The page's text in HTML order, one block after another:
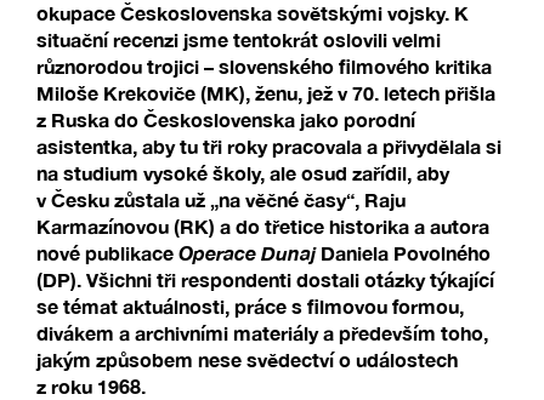
okupace Československa sovětskými vojsky. K
situační recenzi jsme tentokrát oslovili velmi
různorodou trojici – slovenského filmového kritika
Miloše Krekoviče (MK), ženu, jež v 70. letech přišla
z Ruska do Československa jako porodní
asistentka, aby tu tři roky pracovala a přivydělala si
na studium vysoké školy, ale osud zařídil, aby
v Česku zůstala už „na věčné časy“, Raju
Karmazínovou (RK) a do třetice historika a autora
nové publikace Operace DunajDaniela Povolného
(DP). Všichni tři respondenti dostali otázky týkající
se témat aktuálnosti, práce s filmovou formou,
divákem a archivními materiály a především toho,
jakým způsobem nese svědectví o událostech
z roku 1968.